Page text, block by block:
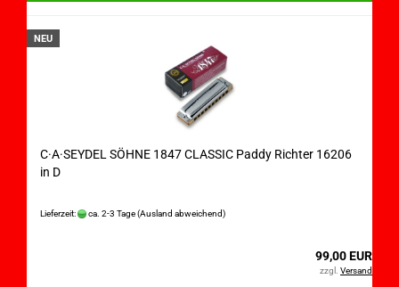
NEU
C·A·SEYDEL SÖHNE 1847 CLASSIC Paddy Richter 16206
in D
Lieferzeit: ca. 2-3 Tage(Ausland abweichend)
99,00 EUR
zzgl. Versand